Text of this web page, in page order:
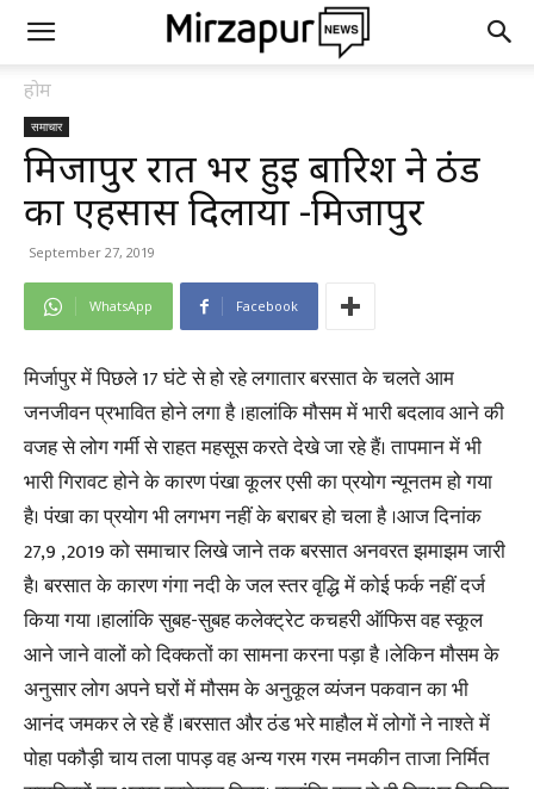
होम
समाचार
मिर्जापुर रात भर हुई बारिश ने ठंड
का एहसास दिलाया -मिर्जापुर
September 27, 2019
WhatsApp Facebook
मिर्जापुर में पिछले 17 घंटे से हो रहे लगातार बरसात के चलते आम
जनजीवन प्रभावित होने लगा है ।हालांकि मौसम में भारी बदलाव आने की
वजह से लोग गर्मी से राहत महसूस करते देखे जा रहे हैं। तापमान में भी
भारी गिरावट होने के कारण पंखा कूलर एसी का प्रयोग न्यूनतम हो गया
है। पंखा का प्रयोग भी लगभग नहीं के बराबर हो चला है ।आज दिनांक
27,9 ,2019 को समाचार लिखे जाने तक बरसात अनवरत झमाझम जारी
है। बरसात के कारण गंगा नदी के जल स्तर वृद्धि में कोई फर्क नहीं दर्ज
किया गया ।हालांकि सुबह-सुबह कलेक्ट्रेट कचहरी ऑफिस वह स्कूल
आने जाने वालों को दिक्कतों का सामना करना पड़ा है ।लेकिन मौसम के
अनुसार लोग अपने घरों में मौसम के अनुकूल व्यंजन पकवान का भी
आनंद जमकर ले रहे हैं ।बरसात और ठंड भरे माहौल में लोगों ने नाश्ते में
पोहा पकौड़ी चाय तला पापड़ वह अन्य गरम गरम नमकीन ताजा निर्मित